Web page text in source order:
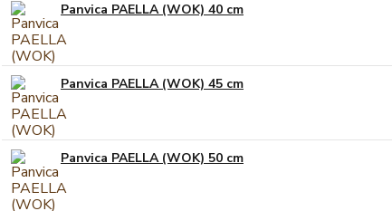
Panvica PAELLA (WOK) 40 cm
Panvica PAELLA (WOK) 45 cm
Panvica PAELLA (WOK) 50 cm